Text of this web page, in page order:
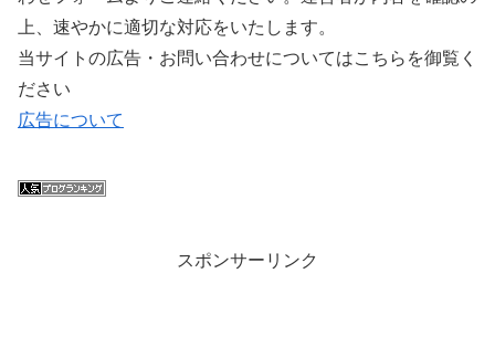
上、速やかに適切な対応をいたします。
当サイトの広告・お問い合わせについてはこちらを御覧く
ださい
広告について
スポンサーリンク